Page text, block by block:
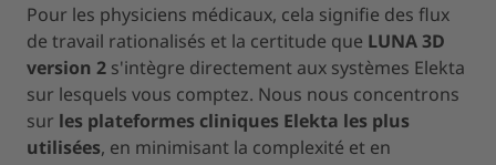
Pour les physiciens médicaux, cela signifie des flux
de travail rationalisés et la certitude que LUNA 3D
version 2 s'intègre directement aux systèmes Elekta
sur lesquels vous comptez. Nous nous concentrons
sur les plateformes cliniques Elekta les plus
utilisées, en minimisant la complexité et en